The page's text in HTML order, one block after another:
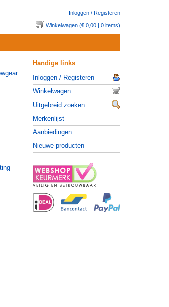
Inloggen / Registeren
Winkelwagen (€ 0,00 | 0 items)
Handige links
Inloggen / Registeren
Winkelwagen
Uitgebreid zoeken
Merkenlijst
Aanbiedingen
Nieuwe producten